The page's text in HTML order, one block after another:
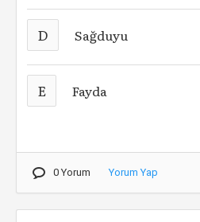
D Sağduyu
E Fayda
0 Yorum Yorum Yap